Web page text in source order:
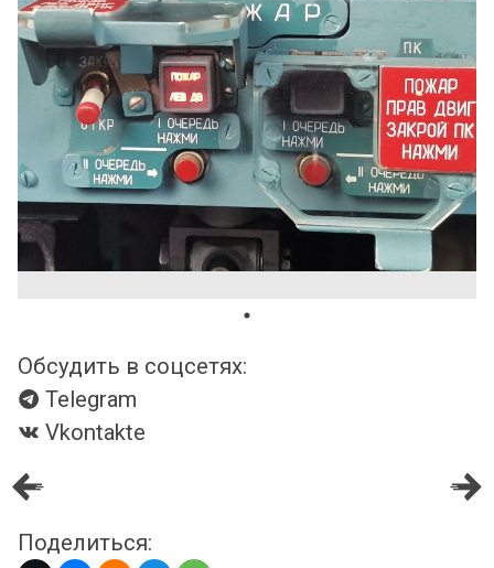
Обсудить в соцсетях:
Telegram
Vkontakte
Поделиться: